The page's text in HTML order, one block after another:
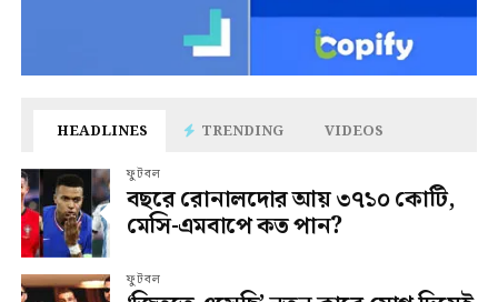
HEADLINES TRENDING VIDEOS
ফুটবল
বছরে রোনালদোর আয় ৩৭১০ কোটি,
মেসি-এমবাপে কত পান?
ফুটবল